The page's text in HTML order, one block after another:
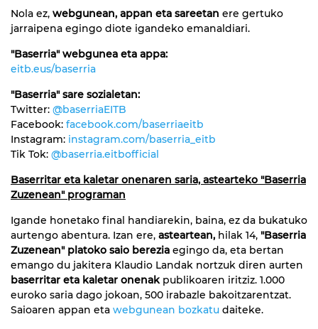
Nola ez, webgunean, appan eta sareetan ere gertuko
jarraipena egingo diote igandeko emanaldiari.
"Baserria" webgunea eta appa:
eitb.eus/baserria
"Baserria" sare sozialetan:
Twitter: @baserriaEITB
Facebook: facebook.com/baserriaeitb
Instagram: instagram.com/baserria_eitb
Tik Tok: @baserria.eitbofficial
Baserritar eta kaletar onenaren saria, astearteko "Baserria
Zuzenean" programan
Igande honetako final handiarekin, baina, ez da bukatuko
aurtengo abentura. Izan ere, asteartean, hilak 14, "Baserria
Zuzenean" platoko saio berezia egingo da, eta bertan
emango du jakitera Klaudio Landak nortzuk diren aurten
baserritar eta kaletar onenak publikoaren iritziz. 1.000
euroko saria dago jokoan, 500 irabazle bakoitzarentzat.
Saioaren appan eta webgunean bozkatu daiteke.